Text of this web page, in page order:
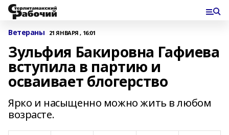
Ветераны 21 ЯНВАРЯ , 16:01
Зульфия Бакировна Гафиева
вступила в партию и
осваивает блогерство
Ярко и насыщенно можно жить в любом
возрасте.